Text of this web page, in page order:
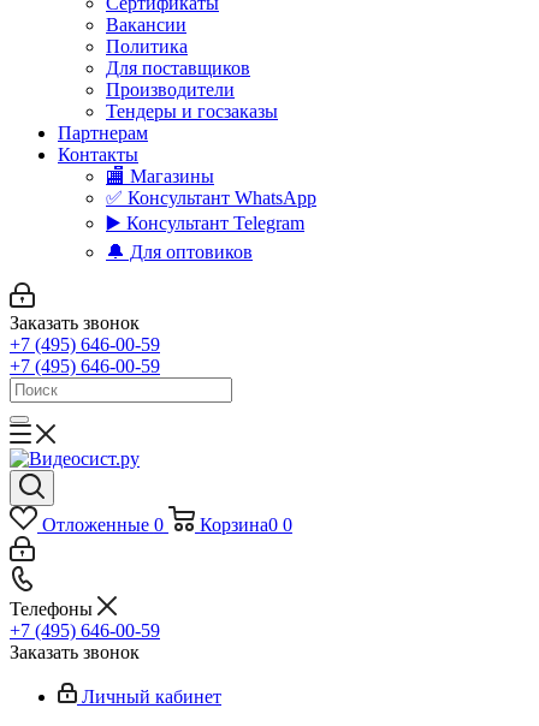
Вакансии
Политика
Для поставщиков
Производители
Тендеры и госзаказы
Партнерам
Контакты
🏬 Магазины
✅️ Консультант WhatsApp
▶️ Консультант Telegram
🔔 Для оптовиков
Заказать звонок
+7 (495) 646-00-59
+7 (495) 646-00-59
Отложенные 0 Корзина0 0
Телефоны
+7 (495) 646-00-59
Заказать звонок
Личный кабинет